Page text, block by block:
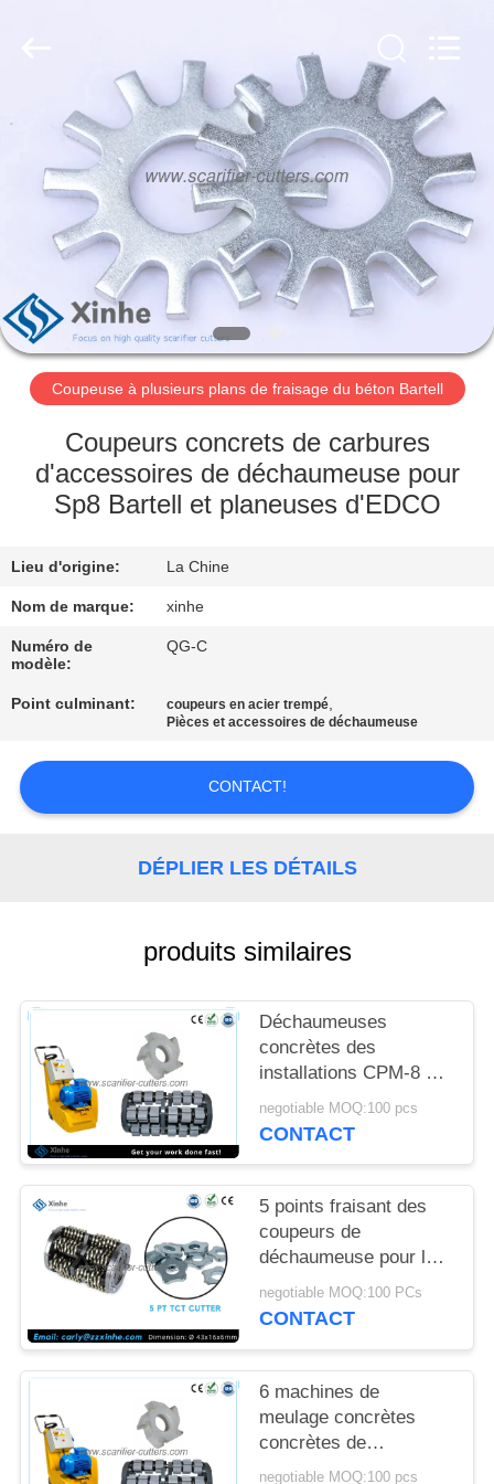
À
MAISON
PRODUITS
VIDÉOS
PROPOS
DE
NOUS
VISITE
DE
L'USINE
CONTRÔLE
DE
LA
QUALITÉ
CONTACTER
NOUVELLES
LES
AFFAIRES
DEMANDEZ
UN DEVIS
PLAN
DU
SITE
POLITIQUE
Coupeuse à plusieurs plans de fraisage du béton Bartell
Coupeurs concrets de carbures
d'accessoires de déchaumeuse pour
Sp8 Bartell et planeuses d'EDCO
Lieu d'origine: La Chine
Nom de marque: xinhe
Numéro de
modèle:
QG-C
Point culminant: coupeurs en acier trempé,
Pièces et accessoires de déchaumeuse
CONTACT!
DÉPLIER LES DÉTAILS
produits similaires
Déchaumeuses
concrètes des
installations CPM-8 de
tambour d'Edco
inclinées par carbure
negotiable MOQ:100 pcs
CONTACT
5 points fraisant des
coupeurs de
déchaumeuse pour la
peinture et le retrait
léger de revêtements
negotiable MOQ:100 PCs
CONTACT
6 machines de
meulage concrètes
concrètes de
déchaumeuse de
negotiable MOQ:100 pcs